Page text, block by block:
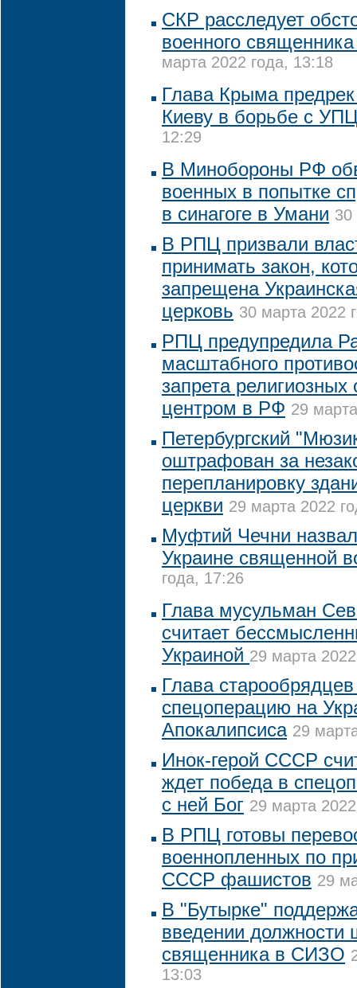
СКР расследует
военного
марта 2022 года, 13:18
Глава Крыма
Киеву в борьбе с
12:29
В Минобороны РФ
военных в попытке
в синагоге в Умани 30
В РПЦ призвали
принимать закон,
запрещена
церковь 30 марта 2022
РПЦ предупредила
масштабного
запрета религиозных
центром в РФ 29
Петербургский
оштрафован за
перепланировку
церкви 29 марта 2022
Муфтий Чечни
Украине священной
года, 17:26
Глава мусульман
считает
Украиной 29 марта
Глава
спецоперацию на
Апокалипсиса 29
Инок-герой СССР
ждет победа в
с ней Бог 29 марта
В РПЦ готовы
военнопленных по
СССР фашистов 29
В "Бутырке"
введении должности
священника в СИЗО
13:03